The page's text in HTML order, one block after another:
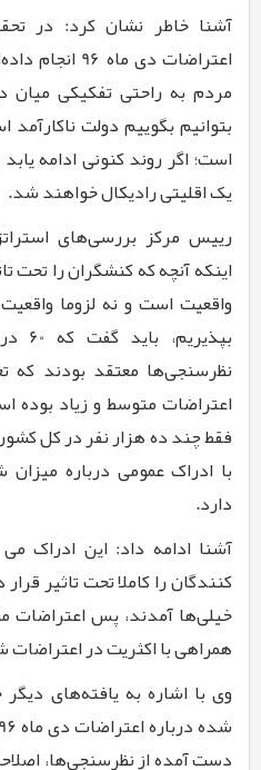
آشنا خاطر نشان کرد: در
اعتراضات دی ماه 96 انجام
مردم به راحتی تفکیکی میان
بتوانیم بگوییم دولت
است؛ اگر روند کنونی ادامه
یک اقلیتی رادیکال خواهند شد.
رییس مرکز بررسی‌های
اینکه آنچه که کنشگران را تحت
واقعیت است و نه لزوما
بپذیریم، باید گفت که 60
نظرسنجی‌ها معتقد بودند که
اعتراضات متوسط و زیاد بوده
فقط چند ده هزار نفر در کل
با ادراک عمومی درباره
دارد.
آشنا ادامه داد: این ادراک
کنندگان را کاملا تحت تاثیر
خیلی‌ها آمدند، پس اعتراضات
همراهی با اکثریت در
وی با اشاره به یافته‌های
شده درباره اعتراضات دی ماه9۶
دست آمده از نظرسنجی‌ها،